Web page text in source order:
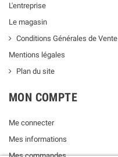
L'entreprise
Le magasin
Conditions Générales de Vente
Mentions légales
Plan du site
MON COMPTE
Me connecter
Mes informations